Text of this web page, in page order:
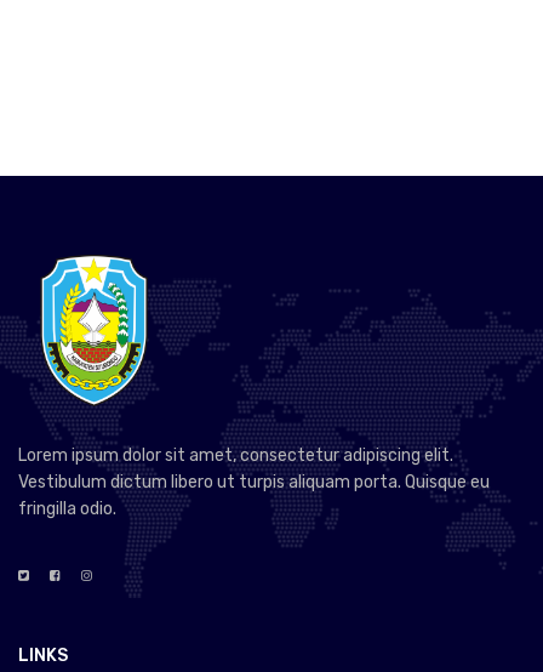
Lorem ipsum dolor sit amet, consectetur adipiscing elit.
Vestibulum dictum libero ut turpis aliquam porta. Quisque eu
fringilla odio.
LINKS